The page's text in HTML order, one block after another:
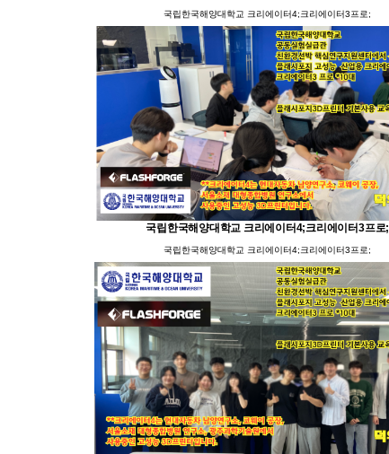
국립한국해양대학교 크리에이터4;크리에이터3프로;
국립한국해양대학교 크리에이터4;크리에이터3프로;
국립한국해양대학교 크리에이터4;크리에이터3프로;